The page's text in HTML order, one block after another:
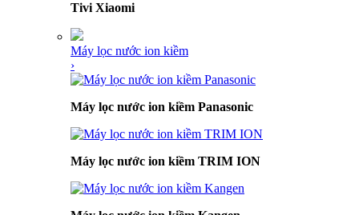
Tivi Xiaomi
Máy lọc nước ion kiềm
›
Máy lọc nước ion kiềm Panasonic
Máy lọc nước ion kiềm TRIM ION